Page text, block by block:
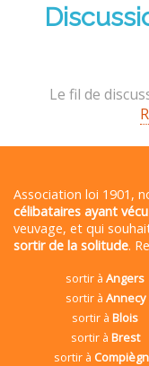
Le fil de
Association loi 1901,
célibataires ayant
veuvage, et qui
sortir de la solitude.
sortir àAngers
sortir à Annecy
sortir àBlois
sortir à Brest
sortir à